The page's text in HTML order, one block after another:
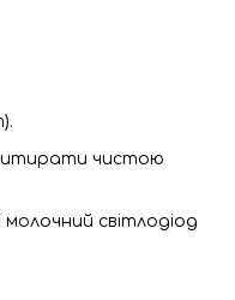
чистою
світлодіод